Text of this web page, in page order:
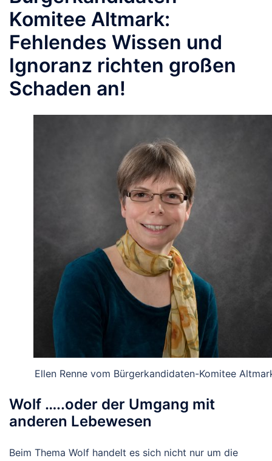
Komitee Altmark:
Fehlendes Wissen und
Ignoranz richten großen
Schaden an!
Ellen Renne vom Bürgerkandidaten-Komitee
Wolf …..oder der Umgang mit
anderen Lebewesen
Beim Thema Wolf handelt es sich nicht nur um die